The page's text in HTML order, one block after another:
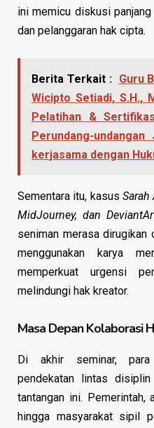
ini memicu diskusi
dan pelanggaran hak cipta.
Berita Terkait : Guru
Wicipto Setiadi, S.H.,
Pelatihan &
Perundang-
kerjasama dengan
Sementara itu, kasus Sarah
MidJourney, dan
seniman merasa
menggunakan karya
memperkuat urgensi
melindungi hak kreator.
Masa Depan Kolaborasi
Di akhir seminar,
pendekatan lintas
tantangan ini. Pemerintah,
hingga masyarakat sipil